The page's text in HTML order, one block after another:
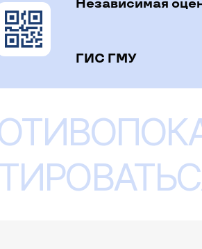
Независимая
ГИС ГМУ